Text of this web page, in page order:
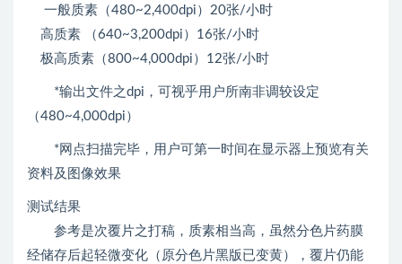
一般质素（480~2,400dpi）20张/小时
高质素 （640~3,200dpi）16张/小时
极高质素（800~4,000dpi）12张/小时
*输出文件之dpi，可视乎用户所南非调较设定
（480~4,000dpi）
*网点扫描完毕，用户可第一时间在显示器上预览有关
资料及图像效果
测试结果
参考是次覆片之打稿，质素相当高，虽然分色片药膜
经储存后起轻微变化（原分色片黑版已变黄），覆片仍能